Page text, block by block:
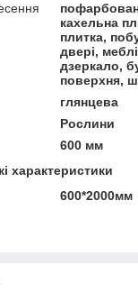
кахельна
плитка,
двері,
дзеркало,
поверхня,
глянцева
Рослини
600 мм
характеристики
600*2000мм